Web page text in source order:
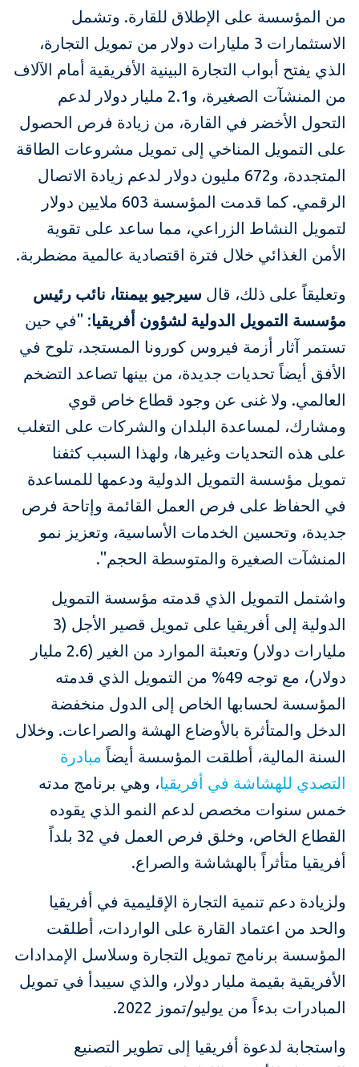
من المؤسسة على الإطلاق للقارة. وتشمل
الاستثمارات 3 مليارات دولار من تمويل التجارة،
الذي يفتح أبواب التجارة البينية الأفريقية أمام الآلاف
من المنشآت الصغيرة، و2.1 مليار دولار لدعم
التحول الأخضر في القارة، من زيادة فرص الحصول
على التمويل المناخي إلى تمويل مشروعات الطاقة
المتجددة، و672 مليون دولار لدعم زيادة الاتصال
الرقمي. كما قدمت المؤسسة 603 ملايين دولار
لتمويل النشاط الزراعي، مما ساعد على تقوية
الأمن الغذائي خلال فترة اقتصادية عالمية مضطربة.
وتعليقاً على ذلك، قال سيرجيو بيمنتا، نائب رئيس
مؤسسة التمويل الدولية لشؤون أفريقيا: "في حين
تستمر آثار أزمة فيروس كورونا المستجد، تلوح في
الأفق أيضاً تحديات جديدة، من بينها تصاعد التضخم
العالمي. ولا غنى عن وجود قطاع خاص قوي
ومشارك، لمساعدة البلدان والشركات على التغلب
على هذه التحديات وغيرها، ولهذا السبب كثفنا
تمويل مؤسسة التمويل الدولية ودعمها للمساعدة
في الحفاظ على فرص العمل القائمة وإتاحة فرص
جديدة، وتحسين الخدمات الأساسية، وتعزيز نمو
المنشآت الصغيرة والمتوسطة الحجم".
واشتمل التمويل الذي قدمته مؤسسة التمويل
الدولية إلى أفريقيا على تمويل قصير الأجل (3
مليارات دولار) وتعبئة الموارد من الغير (2.6 مليار
دولار)، مع توجه 49% من التمويل الذي قدمته
المؤسسة لحسابها الخاص إلى الدول منخفضة
الدخل والمتأثرة بالأوضاع الهشة والصراعات. وخلال
السنة المالية، أطلقت المؤسسة أيضاً مبادرة
التصدي للهشاشة في أفريقيا، وهي برنامج مدته
خمس سنوات مخصص لدعم النمو الذي يقوده
القطاع الخاص، وخلق فرص العمل في 32 بلداً
أفريقيا متأثراً بالهشاشة والصراع.
ولزيادة دعم تنمية التجارة الإقليمية في أفريقيا
والحد من اعتماد القارة على الواردات، أطلقت
المؤسسة برنامج تمويل التجارة وسلاسل الإمدادات
الأفريقية بقيمة مليار دولار، والذي سيبدأ في تمويل
المبادرات بدءاً من يوليو/تموز 2022.
واستجابة لدعوة أفريقيا إلى تطوير التصنيع